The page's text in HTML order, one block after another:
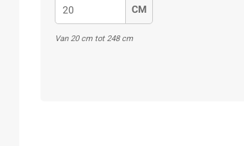
CM
Van20cm tot248cm